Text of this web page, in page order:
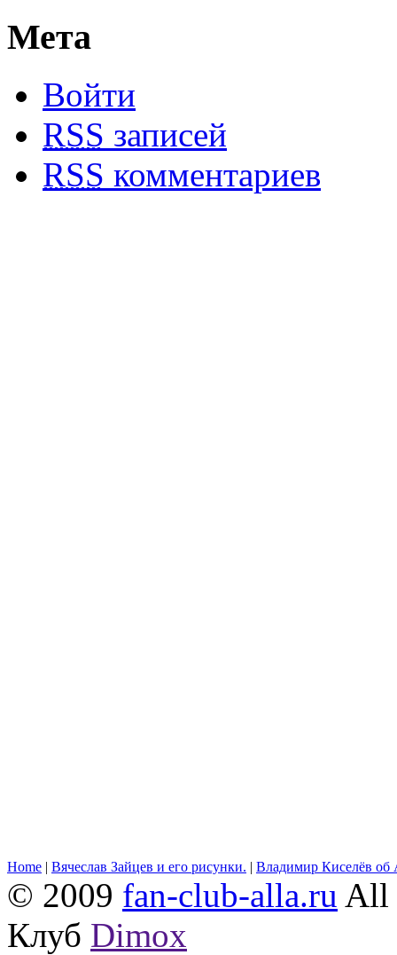
Мета
Войти
RSS записей
RSS комментариев
Home | Вячеслав Зайцев и его рисунки. | Владимир Киселёв об
© 2009 fan-club-alla.ru All
Клуб Dimox